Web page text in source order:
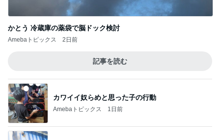
かとう 冷蔵庫の薬袋で脳ドック検討
Amebaトピックス 2日前
記事を読む
カワイイ奴らめと思った子の行動
Amebaトピックス 1日前